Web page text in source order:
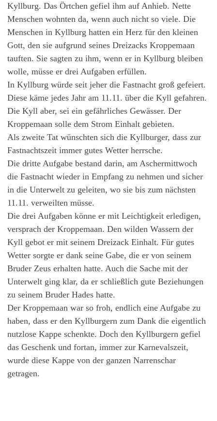
Kyllburg. Das Örtchen gefiel ihm auf Anhieb. Nette
Menschen wohnten da, wenn auch nicht so viele. Die
Menschen in Kyllburg hatten ein Herz für den kleinen
Gott, den sie aufgrund seines Dreizacks Kroppemaan
tauften. Sie sagten zu ihm, wenn er in Kyllburg bleiben
wolle, müsse er drei Aufgaben erfüllen.
In Kyllburg würde seit jeher die Fastnacht groß gefeiert.
Diese käme jedes Jahr am 11.11. über die Kyll gefahren.
Die Kyll aber, sei ein gefährliches Gewässer. Der
Kroppemaan solle dem Strom Einhalt gebieten.
Als zweite Tat wünschten sich die Kyllburger, dass zur
Fastnachtszeit immer gutes Wetter herrsche.
Die dritte Aufgabe bestand darin, am Aschermittwoch
die Fastnacht wieder in Empfang zu nehmen und sicher
in die Unterwelt zu geleiten, wo sie bis zum nächsten
11.11. verweilten müsse.
Die drei Aufgaben könne er mit Leichtigkeit erledigen,
versprach der Kroppemaan. Den wilden Wassern der
Kyll gebot er mit seinem Dreizack Einhalt. Für gutes
Wetter sorgte er dank seine Gabe, die er von seinem
Bruder Zeus erhalten hatte. Auch die Sache mit der
Unterwelt ging klar, da er schließlich gute Beziehungen
zu seinem Bruder Hades hatte.
Der Kroppemaan war so froh, endlich eine Aufgabe zu
haben, dass er den Kyllburgern zum Dank die eigentlich
nutzlose Kappe schenkte. Doch den Kyllburgern gefiel
das Geschenk und fortan, immer zur Karnevalszeit,
wurde diese Kappe von der ganzen Narrenschar
getragen.